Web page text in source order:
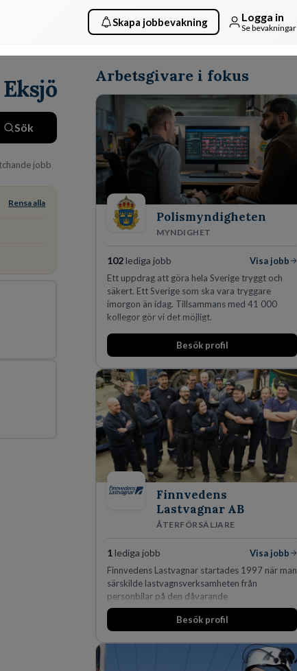
Skapa jobbevakning Logga in
Se bevakningar
Sök
jobb
Rensa alla
Arbetsgivare i fokus
Polismyndigheten
MYNDIGHET
102lediga jobb
Visa jobb
Ett uppdrag att göra hela Sverige tryggt och
säkert. Ett Sverige som ska vara tryggare
imorgon än idag. Tillsammans med 41 000
kollegor gör vi det möjligt.
Besök profil
Finnvedens
Lastvagnar AB
ÅTERFÖRSÄLJARE
1lediga jobb
Visa jobb
Finnvedens Lastvagnar startades 1997 när man
särskilde lastvagnsverksamheten från
personbilar på den dåvarande
huvudanläggningen i Värnamo. Sedan dess har
man expanderat kraftigt genom ett antal
den största privata återförsäljaren av Volvo
Lastvagnar och finns representerade på 20
Besök profil